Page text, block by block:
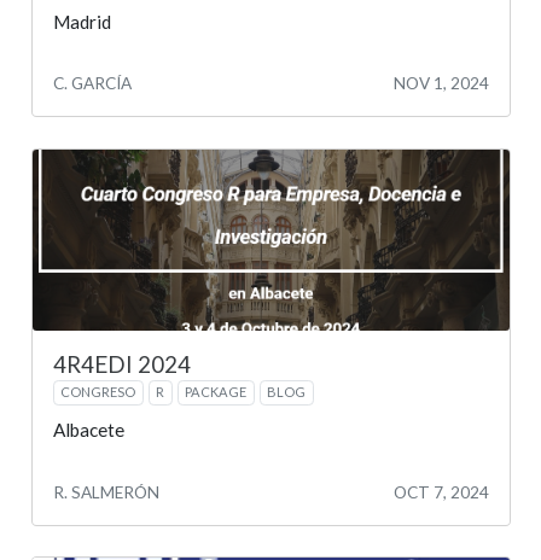
Madrid
C. GARCÍA NOV 1, 2024
4R4EDI 2024
CONGRESO R PACKAGE BLOG
Albacete
R. SALMERÓN OCT 7, 2024